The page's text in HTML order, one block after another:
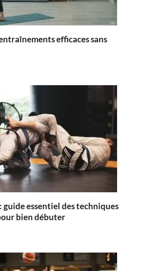
efficaces sans
essentiel des techniques
bien débuter